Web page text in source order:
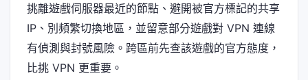
挑離遊戲伺服器最近的節點、避開被官方標記的共享
IP、別頻繁切換地區，並留意部分遊戲對 VPN 連線
有偵測與封號風險。跨區前先查該遊戲的官方態度，
比挑 VPN 更重要。